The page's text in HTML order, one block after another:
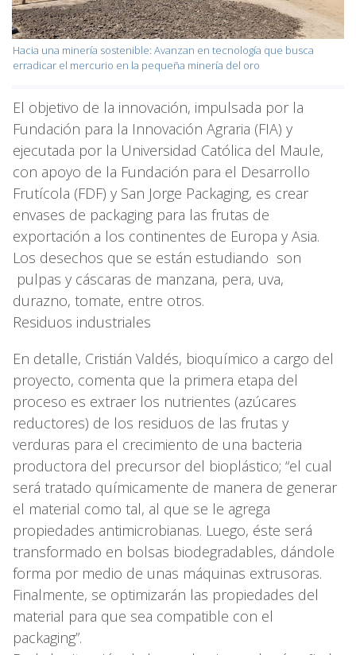
Hacia una minería sostenible: Avanzan en tecnología que busca
erradicar el mercurio en la pequeña minería del oro
El objetivo de la innovación, impulsada por la
Fundación para la Innovación Agraria (FIA) y
ejecutada por la Universidad Católica del Maule,
con apoyo de la Fundación para el Desarrollo
Frutícola (FDF) y San Jorge Packaging, es crear
envases de packaging para las frutas de
exportación a los continentes de Europa y Asia.
Los desechos que se están estudiando son
pulpas y cáscaras de manzana, pera, uva,
durazno, tomate, entre otros.
Residuos industriales
En detalle, Cristián Valdés, bioquímico a cargo del
proyecto, comenta que la primera etapa del
proceso es extraer los nutrientes (azúcares
reductores) de los residuos de las frutas y
verduras para el crecimiento de una bacteria
productora del precursor del bioplástico; “el cual
será tratado químicamente de manera de generar
el material como tal, al que se le agrega
propiedades antimicrobianas. Luego, éste será
transformado en bolsas biodegradables, dándole
forma por medio de unas máquinas extrusoras.
Finalmente, se optimizarán las propiedades del
material para que sea compatible con el
packaging”.